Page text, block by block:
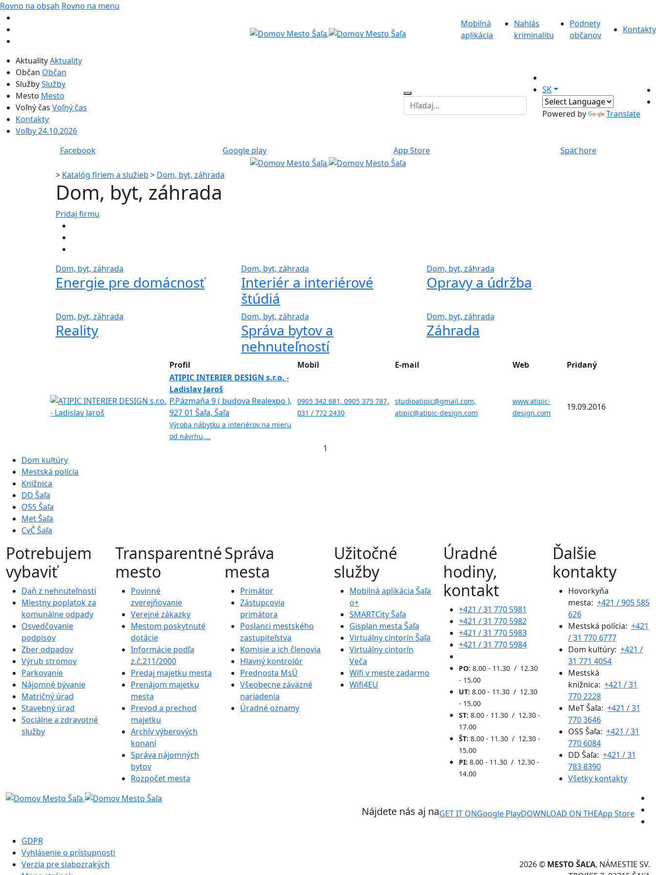
Rovno na obsah Rovno na menu
Mobilná
aplikácia
Nahlás
kriminalitu
Podnety
občanov
Kontakty
AktualityAktuality
Občan Občan
SlužbySlužby
Mesto Mesto
Voľný čas Voľný čas
Kontakty
Voľby 24.10.2026
SK
Powered by Translate
Facebook Google play App Store Späť hore
> Katalóg firiem a služieb > Dom, byt, záhrada
Dom, byt, záhrada
Pridaj firmu
Dom, byt, záhrada
Energie pre domácnosť
Dom, byt, záhrada
Interiér a interiérové
štúdiá
Dom, byt, záhrada
Opravy a údržba
Dom, byt, záhrada
Reality
Dom, byt, záhrada
Správa bytov a
nehnuteľností
Dom, byt, záhrada
Záhrada
Profil Mobil E-mail Web
Pridaný
ATIPIC INTERIER DESIGN s.r.o. -
Ladislav Jaroš
P.Pázmaňa 9 ( budova Realexpo ),
927 01 Šaľa, Šaľa
Výroba nábytku a interiérov na mieru
od návrhu,...
0905 342 681, 0905 375 787,
031 / 772 2430
studioatipic@gmail.com,
atipic@atipic-design.com
www.atipic-
design.com
19.09.2016
1
Dom kultúry
Mestská polícia
Knižnica
DD Šaľa
OSS Šaľa
Met Šaľa
CvČ Šaľa
Potrebujem
vybaviť
Daň z nehnuteľnosti
Miestny poplatok za
komunálne odpady
Osvedčovanie
podpisov
Zber odpadov
Výrub stromov
Parkovanie
Nájomné bývanie
Matričný úrad
Stavebný úrad
Sociálne a zdravotné
služby
Transparentné
mesto
Povinné
zverejňovanie
Verejné zákazky
Mestom poskytnuté
dotácie
Informácie podľa
z.č.211/2000
Predaj majetku mesta
Prenájom majetku
mesta
Prevod a prechod
majetku
Archív výberových
konaní
Správa nájomných
bytov
Rozpočet mesta
Správa
mesta
Primátor
Zástupcovia
primátora
Poslanci mestského
zastupiteľstva
Komisie a ich členovia
Hlavný kontrolór
Prednosta MsÚ
Všeobecne záväzné
nariadenia
Úradné oznamy
Užitočné
služby
Mobilná aplikácia Šaľa
o+
SMARTCity Šaľa
Gisplan mesta Šaľa
Virtuálny cintorín Šaľa
Virtuálny cintorín
Veča
Wifi v meste zadarmo
Wifi4EU
Úradné
hodiny,
kontakt
+421 / 31 770 5981
+421 / 31 770 5982
+421 / 31 770 5983
+421 / 31 770 5984
PO: 8.00 - 11.30 / 12.30
- 15.00
UT: 8.00 - 11.30 / 12.30
- 15.00
ST: 8.00 - 11.30 / 12.30 -
17.00
ŠT: 8.00 - 11.30 / 12.30 -
15.00
PI: 8.00 - 11.30 / 12.30 -
14.00
Ďalšie
kontakty
Hovorkyňa
mesta: +421 / 905 585
626
Mestská polícia: +421
/ 31 770 6777
Dom kultúry: +421 /
31 771 4054
Mestská
knižnica: +421 / 31
770 2228
MeT Šaľa: +421 / 31
770 3646
OSS Šaľa: +421 / 31
770 6084
DD Šaľa: +421 / 31
783 8390
Všetky kontakty
Nájdete nás aj naGET IT ONGoogle PlayDOWNLOAD ON THEApp Store
GDPR
Vyhlásenie o prístupnosti
Verzia pre slabozrakých
2026 © MESTO ŠAĽA, NÁMESTIE SV.